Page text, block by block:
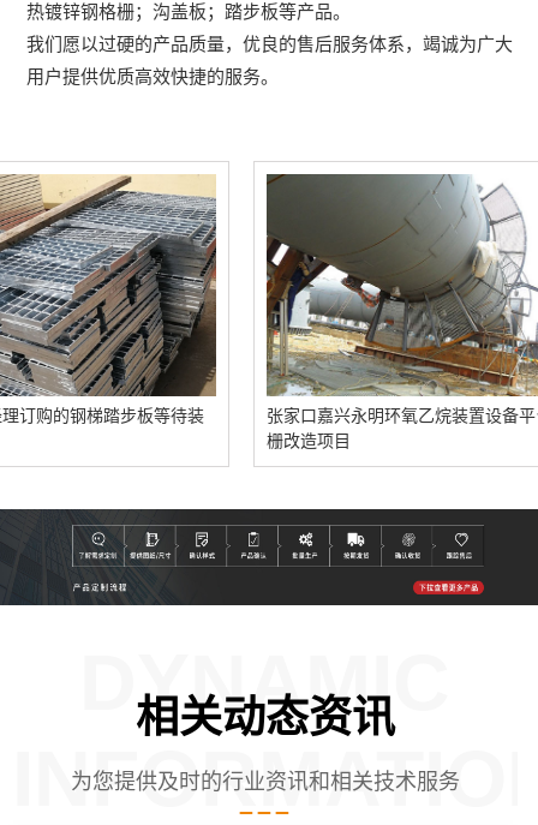
热镀锌钢格栅；沟盖板；踏步板等产品。
我们愿以过硬的产品质量，优良的售后服务体系，竭诚为广大
用户提供优质高效快捷的服务。
梯踏步板等待装
张家口嘉兴永明环氧乙烷装置设备平台钢格
栅改造项目
相关动态资讯
DYNAMIC
为您提供及时的行业资讯和相关技术服务